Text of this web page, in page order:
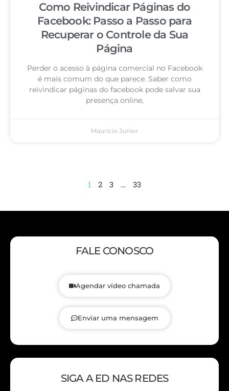
Como Reivindicar Páginas do
Facebook: Passo a Passo para
Recuperar o Controle da Sua
Página
Perder o acesso à página comercial no Facebook
é mais comum do que parece. Saber como
reivindicar páginas do facebook pode salvar sua
presença online,
Mauricio Junior
1 2 3 … 33
FALE CONOSCO
Agendar vídeo chamada
Enviar uma mensagem
SIGA A ED NAS REDES